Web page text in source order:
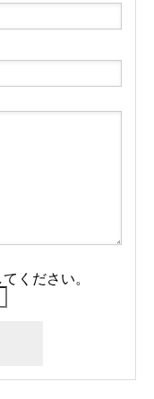
ください。